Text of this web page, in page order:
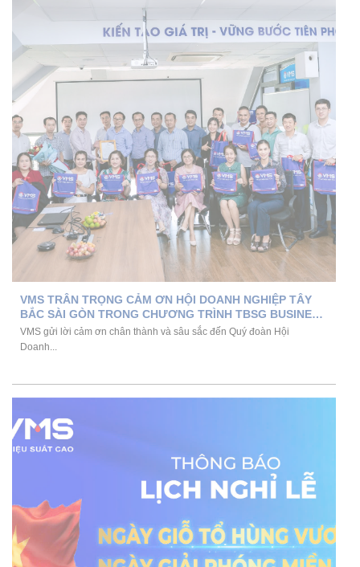
VMS TRÂN TRỌNG CẢM ƠN HỘI DOANH NGHIỆP TÂY
BẮC SÀI GÒN TRONG CHƯƠNG TRÌNH TBSG BUSINESS
TOUR THÁNG 6
VMS gửi lời cảm ơn chân thành và sâu sắc đến Quý đoàn Hội
Doanh...